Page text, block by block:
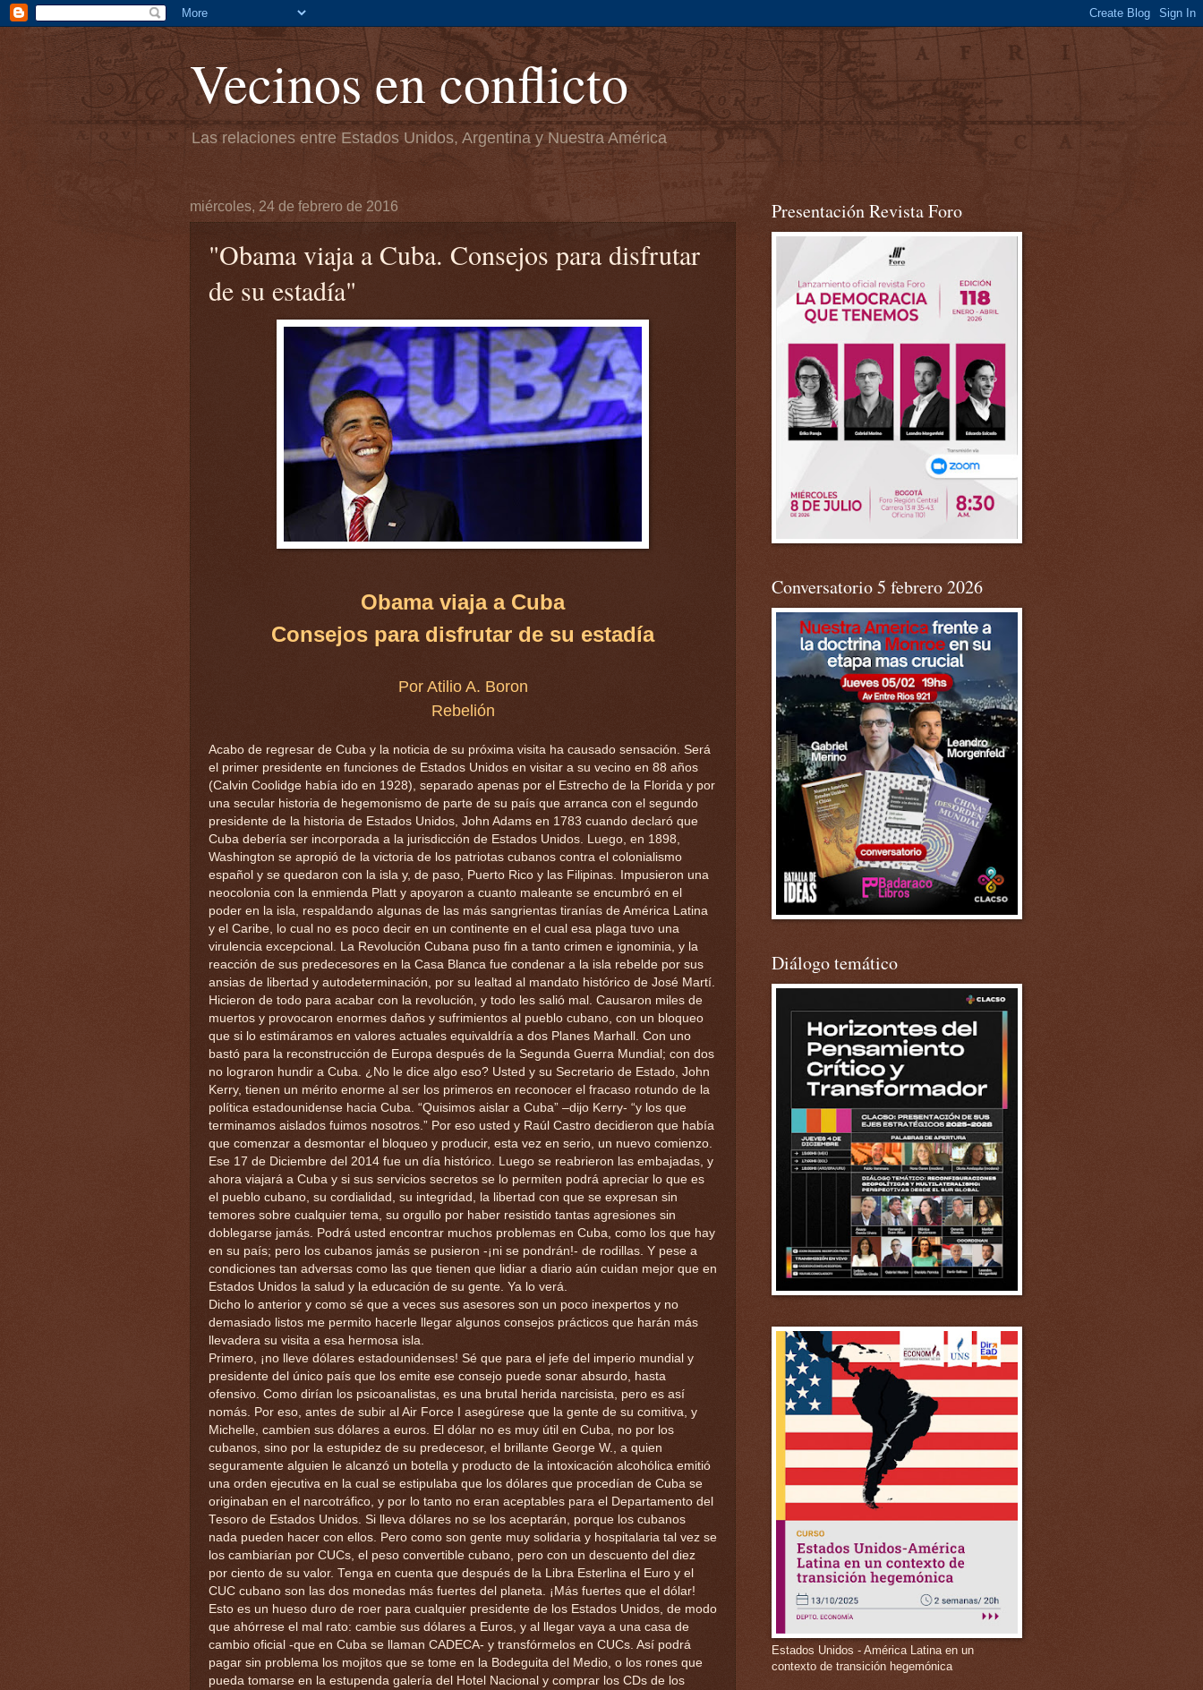
Vecinos en conflicto
Las relaciones entre Estados Unidos, Argentina y Nuestra América
miércoles, 24 de febrero de 2016
"Obama viaja a Cuba. Consejos para disfrutar
de su estadía"
Obama viaja a Cuba
Consejos para disfrutar de su estadía
Por Atilio A. Boron
Rebelión
Acabo de regresar de Cuba y la noticia de su próxima visita ha causado sensación. Será
el primer presidente en funciones de Estados Unidos en visitar a su vecino en 88 años
(Calvin Coolidge había ido en 1928), separado apenas por el Estrecho de la Florida y por
una secular historia de hegemonismo de parte de su país que arranca con el segundo
presidente de la historia de Estados Unidos, John Adams en 1783 cuando declaró que
Cuba debería ser incorporada a la jurisdicción de Estados Unidos. Luego, en 1898,
Washington se apropió de la victoria de los patriotas cubanos contra el colonialismo
español y se quedaron con la isla y, de paso, Puerto Rico y las Filipinas. Impusieron una
neocolonia con la enmienda Platt y apoyaron a cuanto maleante se encumbró en el
poder en la isla, respaldando algunas de las más sangrientas tiranías de América Latina
y el Caribe, lo cual no es poco decir en un continente en el cual esa plaga tuvo una
virulencia excepcional. La Revolución Cubana puso fin a tanto crimen e ignominia, y la
reacción de sus predecesores en la Casa Blanca fue condenar a la isla rebelde por sus
ansias de libertad y autodeterminación, por su lealtad al mandato histórico de José Martí.
Hicieron de todo para acabar con la revolución, y todo les salió mal. Causaron miles de
muertos y provocaron enormes daños y sufrimientos al pueblo cubano, con un bloqueo
que si lo estimáramos en valores actuales equivaldría a dos Planes Marhall. Con uno
bastó para la reconstrucción de Europa después de la Segunda Guerra Mundial; con dos
no lograron hundir a Cuba. ¿No le dice algo eso? Usted y su Secretario de Estado, John
Kerry, tienen un mérito enorme al ser los primeros en reconocer el fracaso rotundo de la
política estadounidense hacia Cuba. “Quisimos aislar a Cuba” –dijo Kerry- “y los que
terminamos aislados fuimos nosotros.” Por eso usted y Raúl Castro decidieron que había
que comenzar a desmontar el bloqueo y producir, esta vez en serio, un nuevo comienzo.
Ese 17 de Diciembre del 2014 fue un día histórico. Luego se reabrieron las embajadas, y
ahora viajará a Cuba y si sus servicios secretos se lo permiten podrá apreciar lo que es
el pueblo cubano, su cordialidad, su integridad, la libertad con que se expresan sin
temores sobre cualquier tema, su orgullo por haber resistido tantas agresiones sin
doblegarse jamás. Podrá usted encontrar muchos problemas en Cuba, como los que hay
en su país; pero los cubanos jamás se pusieron -¡ni se pondrán!- de rodillas. Y pese a
condiciones tan adversas como las que tienen que lidiar a diario aún cuidan mejor que en
Estados Unidos la salud y la educación de su gente. Ya lo verá.
Dicho lo anterior y como sé que a veces sus asesores son un poco inexpertos y no
demasiado listos me permito hacerle llegar algunos consejos prácticos que harán más
llevadera su visita a esa hermosa isla.
Primero, ¡no lleve dólares estadounidenses! Sé que para el jefe del imperio mundial y
presidente del único país que los emite ese consejo puede sonar absurdo, hasta
ofensivo. Como dirían los psicoanalistas, es una brutal herida narcisista, pero es así
nomás. Por eso, antes de subir al Air Force I asegúrese que la gente de su comitiva, y
Michelle, cambien sus dólares a euros. El dólar no es muy útil en Cuba, no por los
cubanos, sino por la estupidez de su predecesor, el brillante George W., a quien
seguramente alguien le alcanzó un botella y producto de la intoxicación alcohólica emitió
una orden ejecutiva en la cual se estipulaba que los dólares que procedían de Cuba se
originaban en el narcotráfico, y por lo tanto no eran aceptables para el Departamento del
Tesoro de Estados Unidos. Si lleva dólares no se los aceptarán, porque los cubanos
nada pueden hacer con ellos. Pero como son gente muy solidaria y hospitalaria tal vez se
los cambiarían por CUCs, el peso convertible cubano, pero con un descuento del diez
por ciento de su valor. Tenga en cuenta que después de la Libra Esterlina el Euro y el
CUC cubano son las dos monedas más fuertes del planeta. ¡Más fuertes que el dólar!
Esto es un hueso duro de roer para cualquier presidente de los Estados Unidos, de modo
que ahórrese el mal rato: cambie sus dólares a Euros, y al llegar vaya a una casa de
cambio oficial -que en Cuba se llaman CADECA- y transfórmelos en CUCs. Así podrá
pagar sin problema los mojitos que se tome en la Bodeguita del Medio, o los rones que
pueda tomarse en la estupenda galería del Hotel Nacional y comprar los CDs de los
Presentación Revista Foro
Conversatorio 5 febrero 2026
Diálogo temático
Estados Unidos - América Latina en un
contexto de transición hegemónica